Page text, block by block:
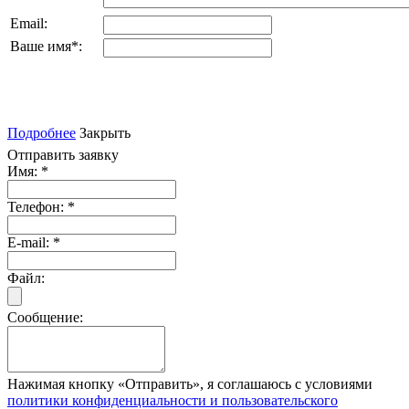
Email:
Ваше имя*:
Подробнее Закрыть
Отправить заявку
Имя: *
Телефон: *
E-mail: *
Файл:
Сообщение:
Нажимая кнопку «Отправить», я соглашаюсь с условиями
политики конфиденциальности и пользовательского